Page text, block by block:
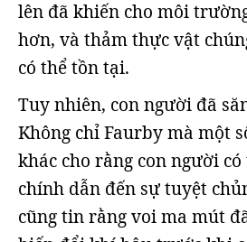
lên đã khiến cho môi
hơn, và thảm thực vật
có thể tồn tại.
Tuy nhiên, con người đã
Không chỉ Faurby mà một
khác cho rằng con người
chính dẫn đến sự tuyệt
cũng tin rằng voi ma mút